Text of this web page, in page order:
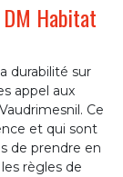
Habitat
durabilité sur
appel aux
Ce
et qui sont
de prendre en
règles de